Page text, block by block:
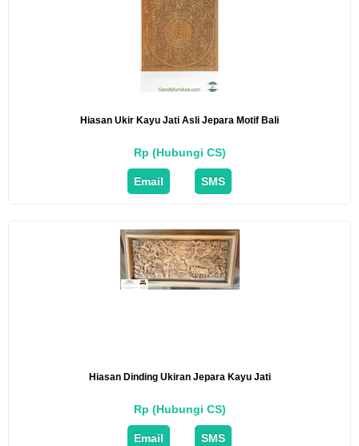
Hiasan Ukir Kayu Jati Asli Jepara Motif Bali
Rp (Hubungi CS)
Email SMS
Hiasan Dinding Ukiran Jepara Kayu Jati
Rp (Hubungi CS)
Email SMS